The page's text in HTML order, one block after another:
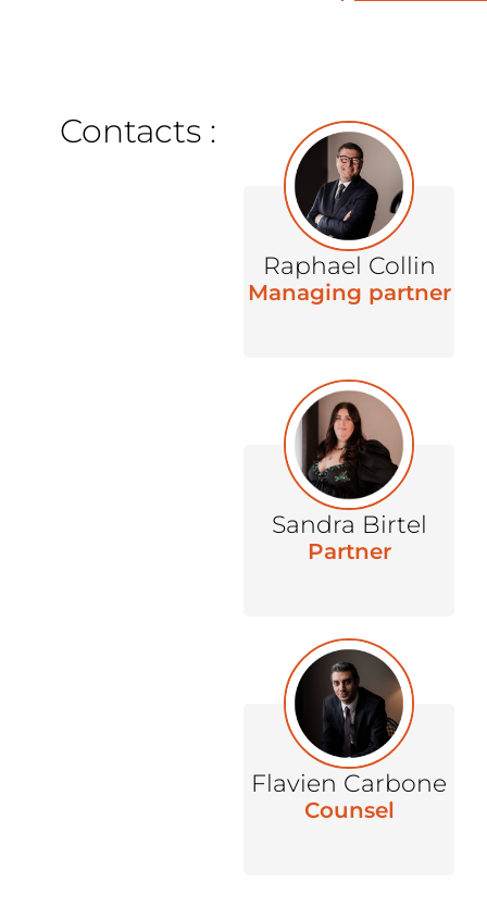
Contacts :
Raphael Collin
Managing partner
Sandra Birtel
Partner
Flavien Carbone
Counsel